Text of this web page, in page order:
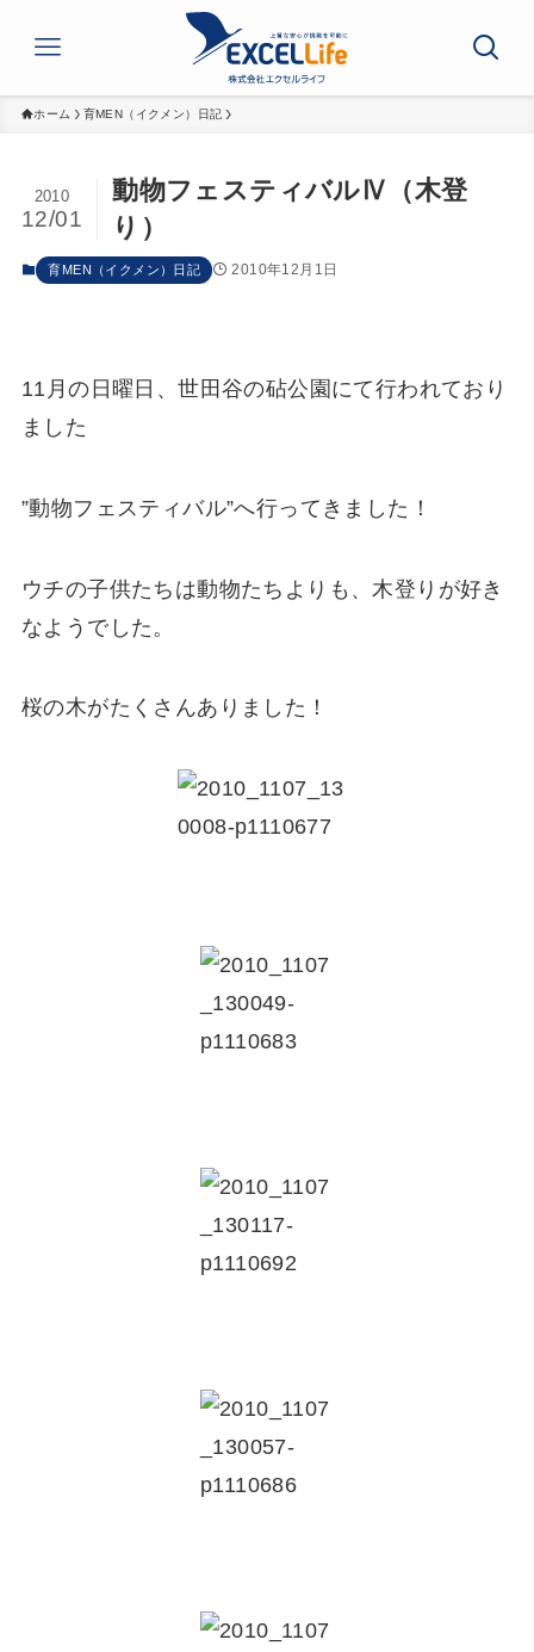
ホーム 育MEN（イクメン）日記
動物フェスティバルⅣ（木登
り）
2010
12/01
育MEN（イクメン）日記 2010年12月1日
11月の日曜日、世田谷の砧公園にて行われており
ました
”動物フェスティバル”へ行ってきました！
ウチの子供たちは動物たちよりも、木登りが好き
なようでした。
桜の木がたくさんありました！